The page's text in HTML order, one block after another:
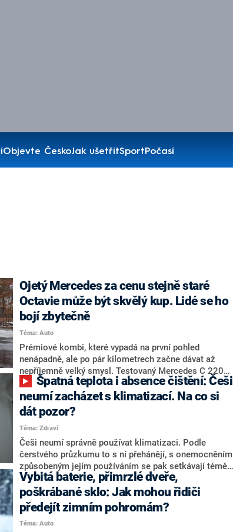
Objevte ČeskoJak ušetřitSportPočasí
Ojetý Mercedes za cenu stejně staré
Octavie může být skvělý kup. Lidé se ho
bojí zbytečně
Téma: Auto
Prémiové kombi, které vypadá na první pohled
nenápadně, ale po pár kilometrech začne dávat až
nepříjemně velký smysl. Testovaný Mercedes C 220d
kombi z roku 2019 překvapil hlavně tím, v jak dobré
kondici dokáže být i při vysokém nájezdu. Na jednu
nádrž navíc ujede i 1 200 kilometrů a za jeho pořízení
zaplatíte tolik jako za podobně ojetou Škodu Octavii.
V dílech ani v servisu problém nehledejte.
neumí zacházet s klimatizací. Na co si
dát pozor?
Téma: Zdraví
Češi neumí správně používat klimatizaci. Podle
čerstvého průzkumu to s ní přehánějí, s onemocněním
způsobeným jejím používáním se pak setkávají téměř
tři čtvrtiny. Na druhé straně, bez ochlazení je nejen v
místnostech při teplotách nad 25 °C doslova k
nevydržení. To se může projevit nejen na pracovním
výkonu, ale třeba i na řidičských schopnostech.
Vybitá baterie, přimrzlé dveře,
poškrábané sklo: Jak mohou řidiči
předejít zimním pohromám?
Téma: Auto